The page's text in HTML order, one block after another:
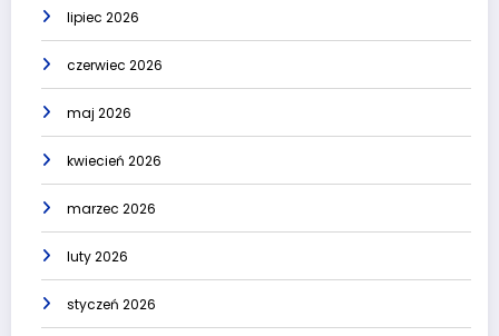
lipiec 2026
czerwiec 2026
maj 2026
kwiecień 2026
marzec 2026
luty 2026
styczeń 2026